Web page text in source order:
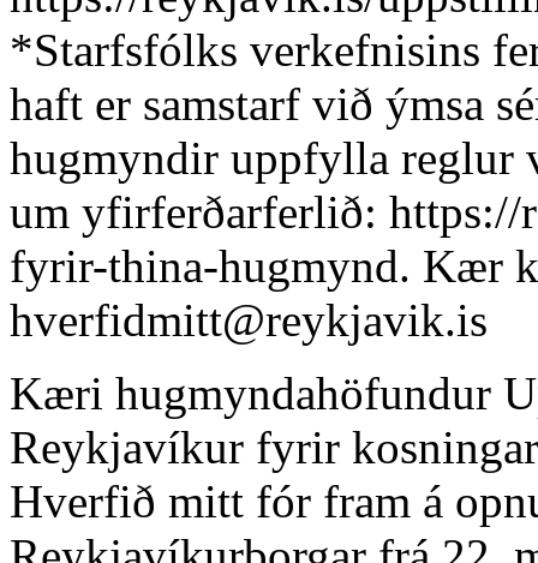
*Starfsfólks verkefnisins
haft er samstarf við ýmsa
hugmyndir uppfylla reglur
um yfirferðarferlið:
fyrir-thina-hugmynd. Kær
hverfidmitt@reykjavik.is
Kæri hugmyndahöfundur
Reykjavíkur fyrir
Hverfið mitt fór fram á